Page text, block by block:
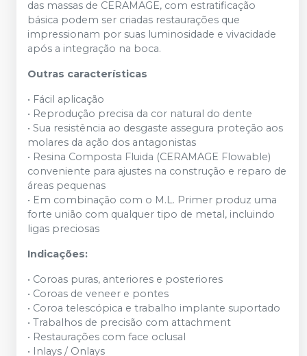
das massas de CERAMAGE, com estratificação
básica podem ser criadas restaurações que
impressionam por suas luminosidade e vivacidade
após a integração na boca.
Outras características
• Fácil aplicação
• Reprodução precisa da cor natural do dente
• Sua resistência ao desgaste assegura proteção aos
molares da ação dos antagonistas
• Resina Composta Fluida (CERAMAGE Flowable)
conveniente para ajustes na construção e reparo de
áreas pequenas
• Em combinação com o M.L. Primer produz uma
forte união com qualquer tipo de metal, incluindo
ligas preciosas
Indicações:
• Coroas puras, anteriores e posteriores
• Coroas de veneer e pontes
• Coroa telescópica e trabalho implante suportado
• Trabalhos de precisão com attachment
• Restaurações com face oclusal
• Inlays / Onlays